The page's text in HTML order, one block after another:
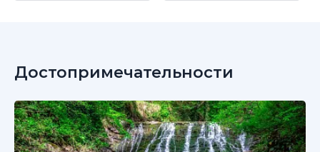
Достопримечательности